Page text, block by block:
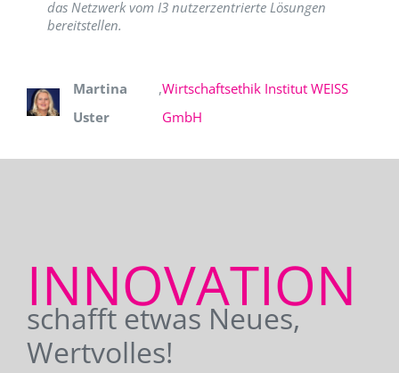
das Netzwerk vom I3 nutzerzentrierte Lösungen
bereitstellen.
Martina
Uster
,Wirtschaftsethik Institut WEISS
GmbH
INNOVATION
schafft etwas Neues,
Wertvolles!